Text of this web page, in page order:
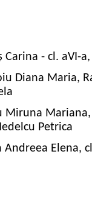
Carina - cl. aVI-
Diana Maria,
Miruna
Petrica
Elena,